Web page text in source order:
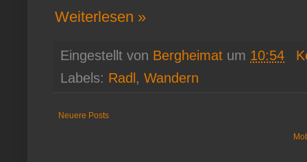
Weiterlesen »
Eingestellt von Bergheimat um 10:54
Labels: Radl , Wandern
Neuere Posts